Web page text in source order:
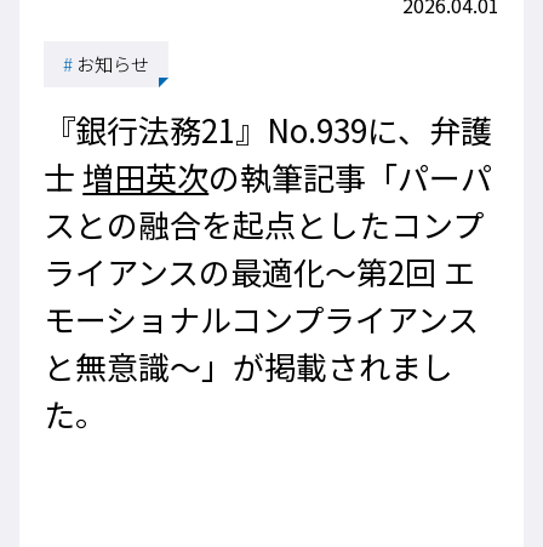
# お知らせ
『銀行法務21』No.939に、弁護
士増田英次の執筆記事「パーパ
スとの融合を起点としたコンプ
ライアンスの最適化～第2回 エ
モーショナルコンプライアンス
と無意識～」が掲載されまし
た。